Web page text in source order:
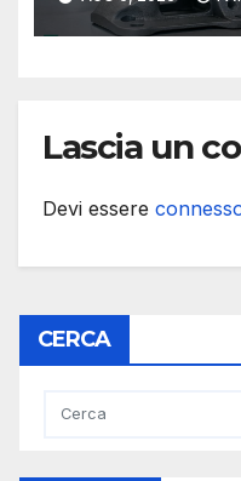
Lascia un
Devi essere
CERCA